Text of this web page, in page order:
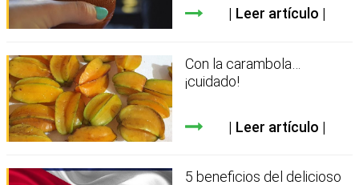
Leer artículo
Con la carambola…
¡cuidado!
Leer artículo
5 beneficios del delicioso